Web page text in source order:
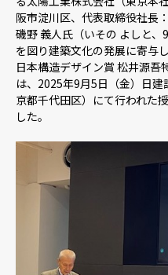
メニ
阪市淀川区、代表取締役社長
磯野 義人氏（いその よしと
を図り建築文化の発展に寄与
日本構造デザイン賞 松井源
は、2025年9月5日（金）⽇
京都千代田区）にて行われた
した。